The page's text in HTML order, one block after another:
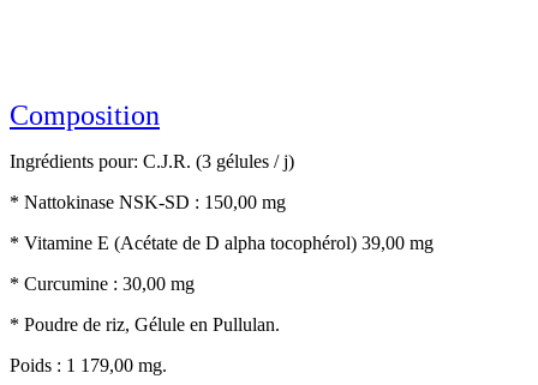
Composition
Ingrédients pour: C.J.R. (3 gélules / j)
* Nattokinase NSK-SD : 150,00 mg
* Vitamine E (Acétate de D alpha tocophérol) 39,00 mg
* Curcumine : 30,00 mg
* Poudre de riz, Gélule en Pullulan.
Poids : 1 179,00 mg.